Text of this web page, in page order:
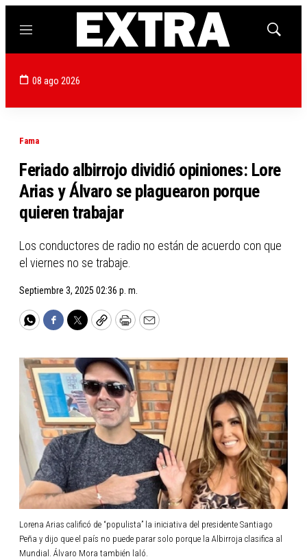
Menú
Mostrar
08 ago 2026
Fama
Feriado albirrojo dividió opiniones: Lore
Arias y Álvaro se plaguearon porque
quieren trabajar
Los conductores de radio no están de acuerdo con que
el viernes no se trabaje.
Septiembre 3, 2025 02:36 p. m.
WhatsApp
Facebook
TwitterCopyPrintEmail
Lorena Arias calificó de “populista” la iniciativa del presidente Santiago
Peña y dijo que el país no puede parar solo porque la Albirroja clasifica al
Mundial. Álvaro Mora también laló.